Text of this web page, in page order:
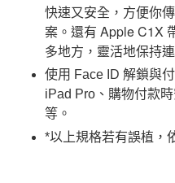
快速又安全，方便你
案。還有 Apple C1X
多地方，靈活地保持
使用 Face ID 解鎖與
iPad Pro、購物付款
等。
*以上規格若有誤植，